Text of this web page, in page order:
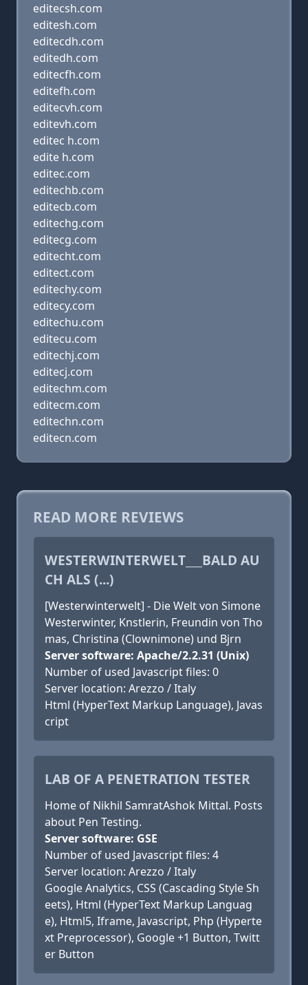
editecsh.com
editesh.com
editecdh.com
editedh.com
editecfh.com
editefh.com
editecvh.com
editevh.com
editec h.com
edite h.com
editec.com
editechb.com
editecb.com
editechg.com
editecg.com
editecht.com
editect.com
editechy.com
editecy.com
editechu.com
editecu.com
editechj.com
editecj.com
editechm.com
editecm.com
editechn.com
editecn.com
READ MORE REVIEWS
WESTERWINTERWELT___BALD AU
CH ALS (...)
[Westerwinterwelt] - Die Welt von Simone
Westerwinter, Knstlerin, Freundin von Tho
mas, Christina (Clownimone) und Bjrn
Server software: Apache/2.2.31 (Unix)
Number of used Javascript files: 0
Server location: Arezzo / Italy
Html (HyperText Markup Language), Javas
cript
LAB OF A PENETRATION TESTER
Home of Nikhil SamratAshok Mittal. Posts
about Pen Testing.
Server software: GSE
Number of used Javascript files: 4
Server location: Arezzo / Italy
Google Analytics, CSS (Cascading Style Sh
eets), Html (HyperText Markup Languag
e), Html5, Iframe, Javascript, Php (Hyperte
xt Preprocessor), Google +1 Button, Twitt
er Button